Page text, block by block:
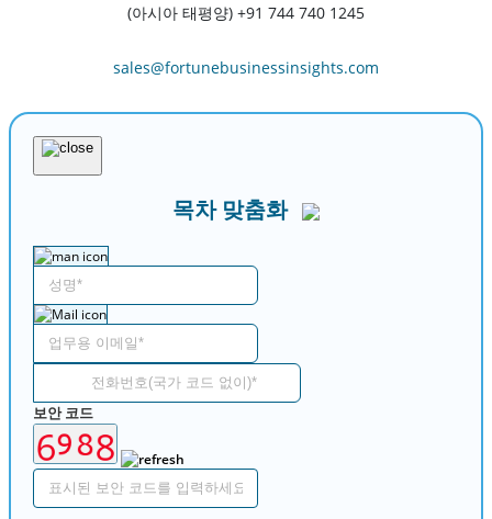
(아시아 태평양) +91 744 740 1245
sales@fortunebusinessinsights.com
목차 맞춤화
보안 코드